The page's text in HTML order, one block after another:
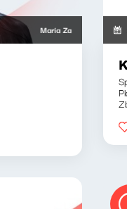
Maria Zamachowska, Piotr